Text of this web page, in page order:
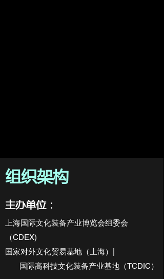
​组织架构
主办单位：
上海国际文化装备产业博览会组委会
（CDEX)
国家对外文化贸易基地（上海）|
国际高科技文化装备产业基地（TCDIC）